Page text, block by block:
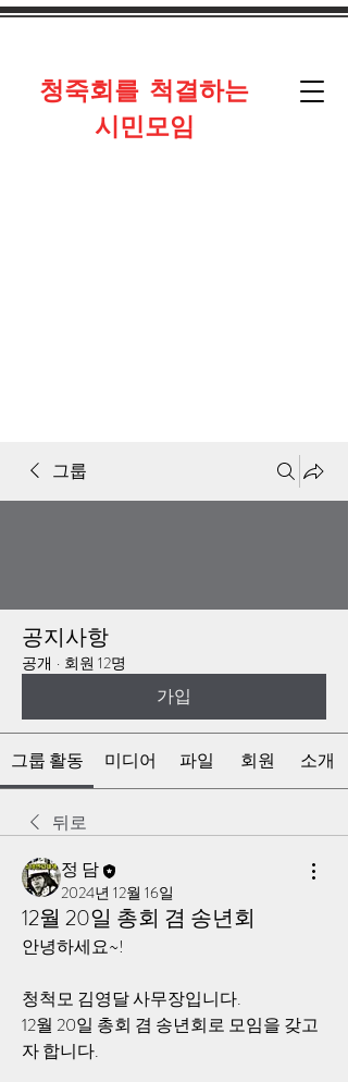
​청죽회를 척결하는
시민모임
그룹
공지사항
공개 · 회원 12명
가입
그룹 활동 미디어 파일 회원 소개
뒤로
정 담
2024년 12월 16일
12월 20일 총회 겸 송년회
안녕하세요~!
청척모 김영달 사무장입니다.
12월 20일 총회 겸 송년회로 모임을 갖고
자 합니다.